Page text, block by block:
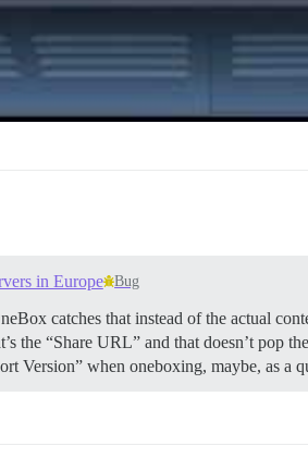
in Europe Bug
catches that instead of the actual
the “Share URL” and that doesn’t pop
Version” when oneboxing, maybe, as